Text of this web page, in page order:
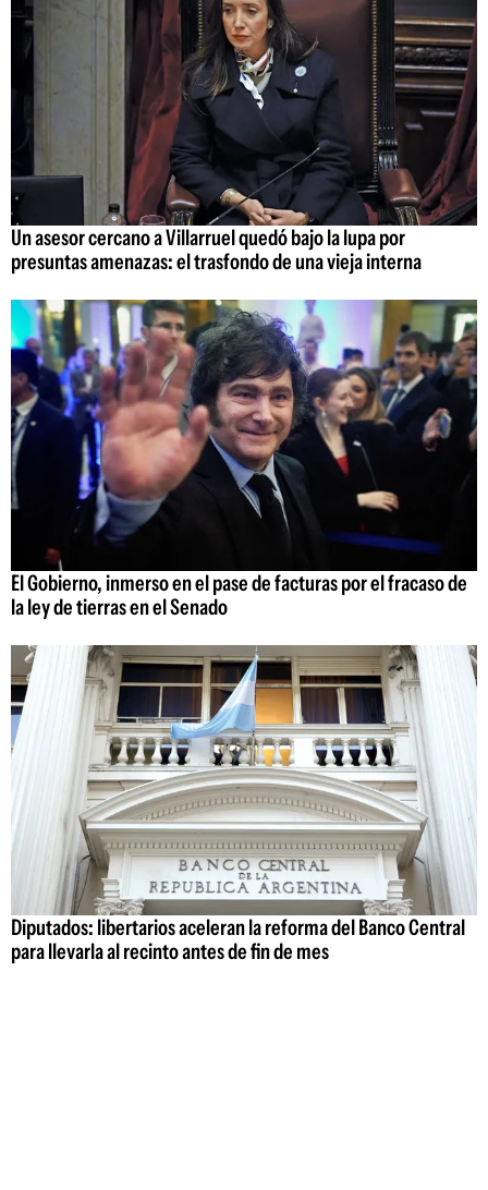
Un asesor cercano a Villarruel quedó bajo la lupa por
presuntas amenazas: el trasfondo de una vieja interna
El Gobierno, inmerso en el pase de facturas por el fracaso de
la ley de tierras en el Senado
Diputados: libertarios aceleran la reforma del Banco Central
para llevarla al recinto antes de fin de mes